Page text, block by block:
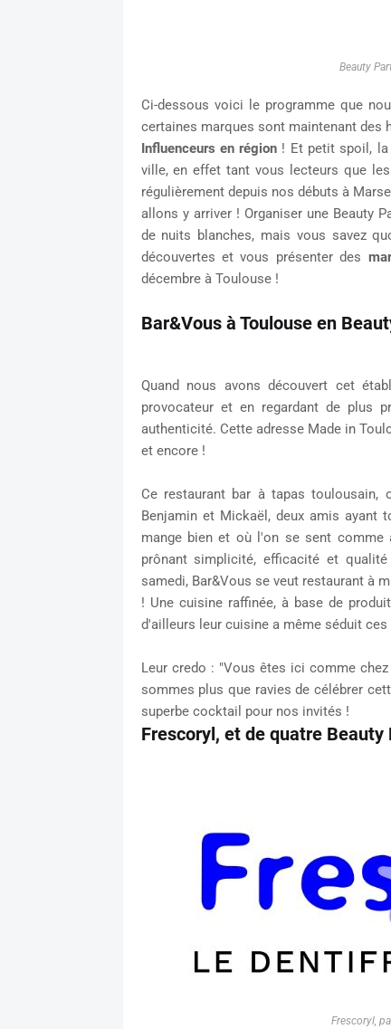
Beauty
Ci-dessous voici le programme que
certaines marques sont maintenant des
Influenceurs en région ! Et petit spoil, la
ville, en effet tant vous lecteurs que
régulièrement depuis nos débuts à
allons y arriver ! Organiser une Beauty
de nuits blanches, mais vous savez
découvertes et vous présenter des
décembre à Toulouse !
Bar&Vous à Toulouse en
Quand nous avons découvert cet
provocateur et en regardant de plus
authenticité. Cette adresse Made in
et encore !
Ce restaurant bar à tapas
Benjamin et Mickaël, deux amis ayant
mange bien et où l'on se sent
prônant simplicité, efficacité et
samedi, Bar&Vous se veut restaurant à
! Une cuisine raffinée, à base de
d'ailleurs leur cuisine a même séduit
Leur credo : "Vous êtes ici comme
sommes plus que ravies de célébrer
superbe cocktail pour nos invités !
Frescoryl, et de quatre
Frescoryl,